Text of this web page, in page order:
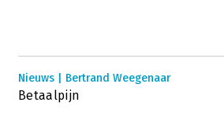
Nieuws | Bertrand Weegenaar
Betaalpijn